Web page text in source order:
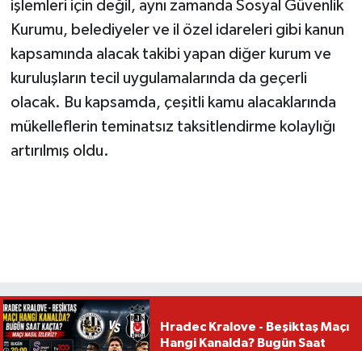
işlemleri için değil, aynı zamanda Sosyal Güvenlik
Kurumu, belediyeler ve il özel idareleri gibi kanun
kapsamında alacak takibi yapan diğer kurum ve
kuruluşların tecil uygulamalarında da geçerli
olacak. Bu kapsamda, çeşitli kamu alacaklarında
mükelleflerin teminatsız taksitlendirme kolaylığı
artırılmış oldu.
Hradec Kralove - Beşiktaş Maçı
Hangi Kanalda? Bugün Saat